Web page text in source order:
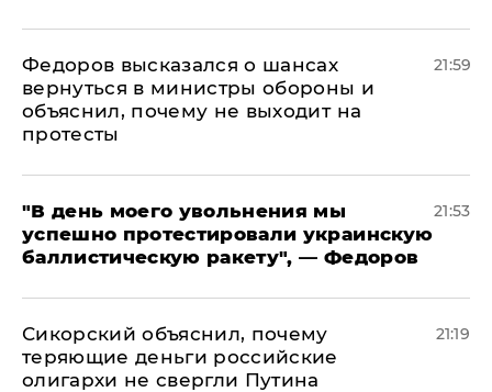
Федоров высказался о шансах
вернуться в министры обороны и
объяснил, почему не выходит на
протесты
21:59
​"В день моего увольнения мы
успешно протестировали украинскую
баллистическую ракету", — Федоров
21:53
Сикорский объяснил, почему
теряющие деньги российские
олигархи не свергли Путина
21:19